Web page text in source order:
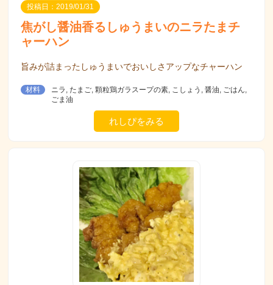
投稿日：2019/01/31
焦がし醤油香るしゅうまいのニラたまチ
ャーハン
旨みが詰まったしゅうまいでおいしさアップなチャーハン
材料
ニラ, たまご, 顆粒鶏ガラスープの素, こしょう, 醤油, ごはん,
ごま油
れしぴをみる